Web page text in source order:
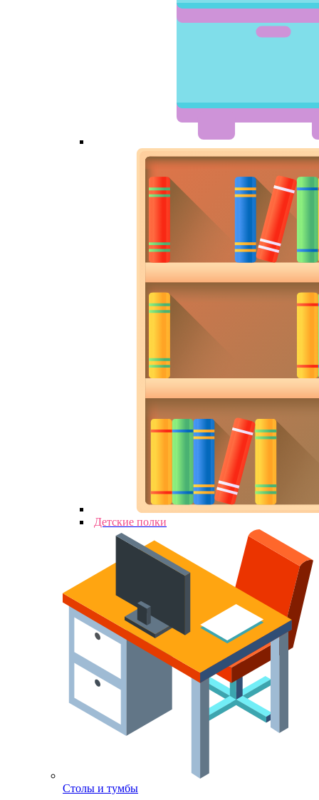
Детские полки
Столы и тумбы